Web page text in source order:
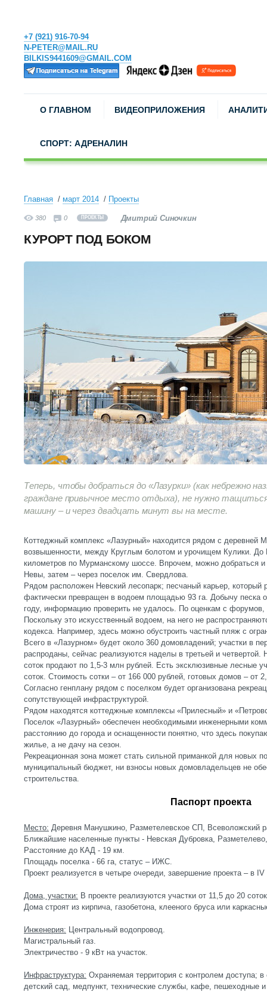
+7 (921) 916-70-94
N-PETER@MAIL.RU
BILKIS9441609@GMAIL.COM
О ГЛАВНОМ ВИДЕОПРИЛОЖЕНИЯ
СПОРТ: АДРЕНАЛИН
Главная март 2014 Проекты
380 0 ПРОЕКТЫ Дмитрий Синочкин
КУРОРТ ПОД БОКОМ
Теперь, чтобы добраться до «Лазурки» (как небрежно
граждане привычное место отдыха), не нужно
машину – и через двадцать минут вы на месте.
Коттеджный комплекс «Лазурный» находится рядом с деревней
возвышенности, между Круглым болотом и урочищем Кулики. До
километров по Мурманскому шоссе. Впрочем, можно добраться
Невы, затем – через поселок им. Свердлова.
Рядом расположен Невский лесопарк; песчаный карьер, который
фактически превращен в водоем площадью 93 га. Добычу песка
году, информацию проверить не удалось. По оценкам с форумов,
Поскольку это искусственный водоем, на него не
кодекса. Например, здесь можно обустроить частный пляж с
Всего в «Лазурном» будет около 360 домовладений; участки в
распроданы, сейчас реализуются наделы в третьей и
соток продают по 1,5-3 млн рублей. Есть эксклюзивные лесные
соток. Стоимость сотки – от 166 000 рублей, готовых домов – от
Согласно генплану рядом с поселком будет организована
сопутствующей инфраструктурой.
Рядом находятся коттеджные комплексы «Прилесный» и
Поселок «Лазурный» обеспечен необходимыми инженерными
расстоянию до города и оснащенности понятно, что здесь
жилье, а не дачу на сезон.
Рекреационная зона может стать сильной приманкой для новых
муниципальный бюджет, ни взносы новых домовладельцев не
строительства.
Паспорт проекта
Место: Деревня Манушкино, Разметелевское СП, Всеволожский
Ближайшие населенные пункты - Невская Дубровка,
Расстояние до КАД - 19 км.
Площадь поселка - 66 га, статус – ИЖС.
Проект реализуется в четыре очереди, завершение проекта – в IV
Дома, участки: В проекте реализуются участки от 11,5 до 20
Дома строят из кирпича, газобетона, клееного бруса или
Инженерия: Центральный водопровод.
Магистральный газ.
Электричество - 9 кВт на участок.
Инфраструктура: Охраняемая территория с контролем доступа;
детский сад, медпункт, технические службы, кафе, пешеходные